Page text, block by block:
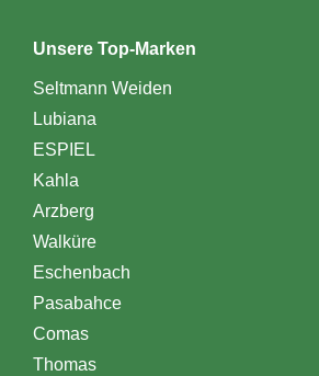
Unsere Top-Marken
Seltmann Weiden
Lubiana
ESPIEL
Kahla
Arzberg
Walküre
Eschenbach
Pasabahce
Comas
Thomas